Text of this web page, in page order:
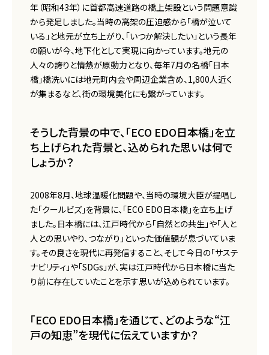
年（昭和43年）に首都高速道路の橋上架設という問題意識
から発足しました。当時の高架の圧迫感から「橋が泣いて
いる」と地元が立ち上がり、「いつか解決したい」という長年
の願いが今、地下化として実現に向かっています。地元の
人々の誇りと情熱が原動力となり、毎年7月の名橋「日本
橋」橋洗いには地元町内会や周辺企業含め、1,800人近く
が集まるなど、街の環境美化にも繋がっています。
そうした背景の中で、「ECO EDO日本橋」を立
ち上げられた背景と、込められた思いは何で
しょうか？
2008年8月、地球温暖化問題や、当時の環境大臣が提唱し
た「クールビズ」を背景に、「ECO EDO日本橋」を立ち上げ
ました。日本橋には、江戸時代から「自然との共生」や「人と
人との思いやり、つながり」といった価値観が息づいていま
す。その良さを現代に再発信すること、そして今日の「サステ
ナビリティ」や「SDGs」が、実は江戸時代から日本橋に当た
り前に存在していたことを示す思いが込められています。
「ECO EDO日本橋」を通じて、どのような“江
戸の知恵”を現代に伝えていますか？